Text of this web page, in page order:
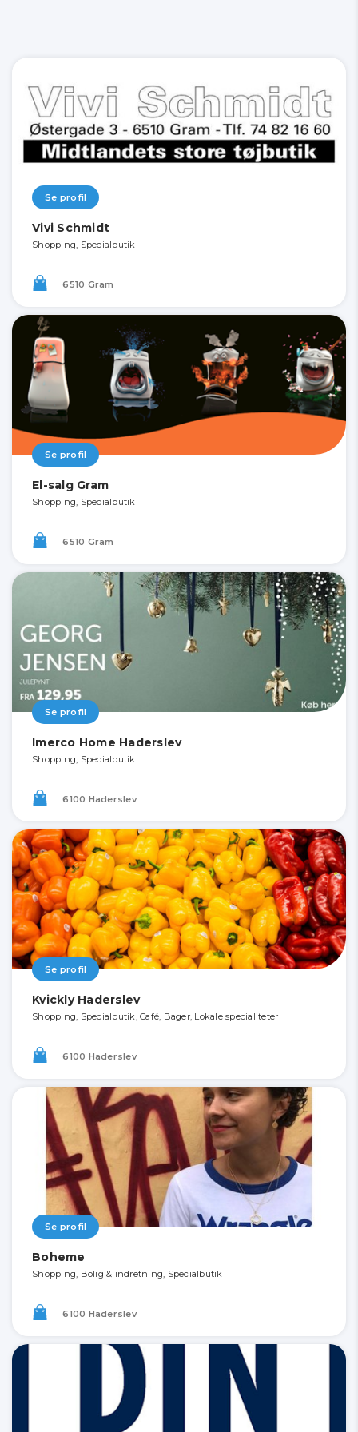
Se profil
Vivi Schmidt
Shopping, Specialbutik
6510 Gram
Se profil
El-salg Gram
Shopping, Specialbutik
6510 Gram
Se profil
Imerco Home Haderslev
Shopping, Specialbutik
6100 Haderslev
Se profil
Kvickly Haderslev
Shopping, Specialbutik, Café, Bager, Lokale specialiteter
6100 Haderslev
Se profil
Boheme
Shopping, Bolig & indretning, Specialbutik
6100 Haderslev